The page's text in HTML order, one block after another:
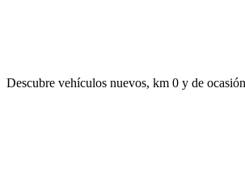
Descubre vehículos nuevos, km 0 y de